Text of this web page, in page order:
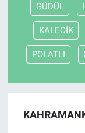
GÜDÜL
KALECİK
POLATLI